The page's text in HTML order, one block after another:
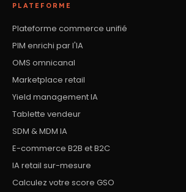
PLATEFORME
Plateforme commerce unifié
PIM enrichi par l'IA
OMS omnicanal
Marketplace retail
Yield management IA
Tablette vendeur
SDM & MDM IA
E-commerce B2B et B2C
IA retail sur-mesure
Calculez votre score GSO